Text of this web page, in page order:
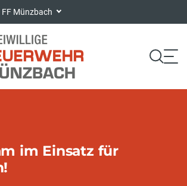
FF Münzbach
im Einsatz für